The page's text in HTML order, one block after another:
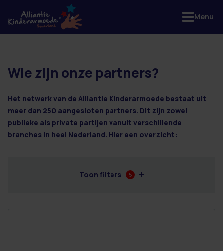
21 resultaten
Wie zijn onze partners?
Het netwerk van de Alliantie Kinderarmoede bestaat uit
meer dan 250 aangesloten partners. Dit zijn zowel
publieke als private partijen vanuit verschillende
branches in heel Nederland. Hier een overzicht:
Toon filters 5
Menu